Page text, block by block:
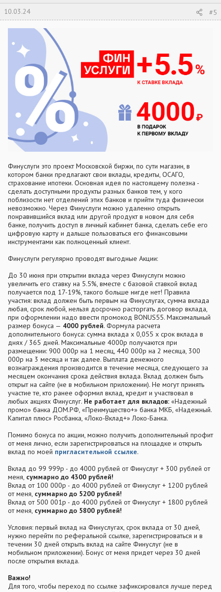
10.03.24 #5
Финуслуги это проект Московской биржи, по сути магазин, в
котором банки предлагают свои вклады, кредиты, ОСАГО,
страхование ипотеки. Основная идея по настоящему полезна -
сделать доступными продукты разных банков тем, у кого
поблизости нет отделений этих банков и прийти туда физически
невозможно. Через Финуслуги можно удаленно открыть
понравившийся вклад или другой продукт в новом для себя
банке, получить доступ в личный кабинет банка, сделать себе его
цифровую карту и дальше пользоваться его финансовыми
инструментами как полноценный клиент.
Финуслуги регулярно проводят выгодные Акции:
До 30 июня при открытии вклада через Финуслуги можно
увеличить его ставку на 5.5%, вместе с базовой ставкой вклад
получается под 17-19%, такого больше нигде нет! Правила
участия: вклад должен быть первым на Финуслугах, сумма вклада
любая, срок любой, нельзя досрочно расторгать договор вклада,
при оформлении надо ввести промокод BONUS55. Максимальный
размер бонуса — 4000 рублей. Формула расчета
дополнительного бонуса: сумма вклада х 0,055 х срок вклада в
днях / 365 дней. Максимальные 4000р получаются при
размещении: 900 000р на 1 месяц, 440 000р на 2 месяца, 300
000р на 3 месяца и так далее. Выплата денежного
вознаграждения производится в течение месяца, следующего за
месяцем окончания срока действия вклада. Вклад должен быть
открыт на сайте (не в мобильном приложении). Не могут принять
участие те, кто ранее оформил вклад, кредит и участвовал в
любых акциях Финуслуг. Не работает для вкладов: «Надежный
промо» банка ДОМ.РФ, «Преимущество+» банка МКБ, «Надежный.
Капитал плюс» Росбанка, «Локо-Вклад+» Локо-Банка.
Помимо бонуса по акции, можно получить дополнительный профит
от меня лично, если зарегистрироваться на площадке и открыть
вклад по моей пригласительной ссылке.
Вклад до 99 999р - до 4000 рублей от Финуслуг + 300 рублей от
меня, суммарно до 4300 рублей!
Вклад от 100 000р - до 4000 рублей от Финуслуг + 1200 рублей
от меня, суммарно до 5200 рублей!
Вклад от 500 001р - до 4000 рублей от Финуслуг + 1800 рублей
от меня, суммарно до 5800 рублей!
Условия: первый вклад на Финуслугах, срок вклада от 30 дней,
нужно перейти по реферальной ссылке, зарегистрироваться и в
течении 30 дней открыть вклад на сайте Финуслуг (не в
мобильном приложении). Бонус от меня придет через 30 дней
после открытия вклада.
Важно!
Для того, чтобы переход по ссылке зафиксировался лучше перед